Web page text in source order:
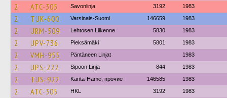
2 ATC-305 Savonlinja 3192 1983
2 TUK-600 Varsinais-Suomi 146659 1983
2 URM-509 Lehtosen Liikenne 5830 1983
2 UPV-736 Pieksämäki 5801 1983
2 VMH-955 Päntäneen Linjat 1983
2 UPS-222 Sipoon Linja 844 1983
2 TUS-922 Kanta-Häme, прочие 146585 1983
2 ATC-305 HKL 3192 1983